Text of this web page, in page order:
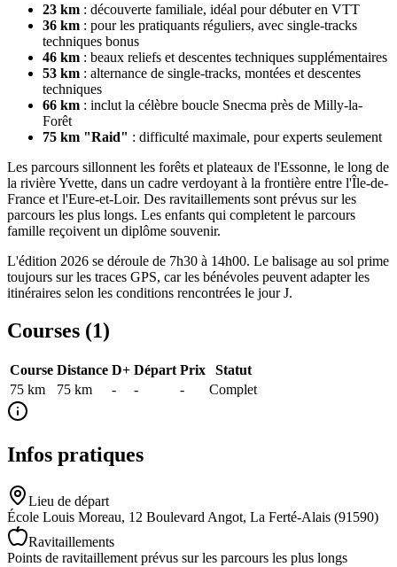
23 km : découverte familiale, idéal pour débuter en VTT
36 km : pour les pratiquants réguliers, avec single-tracks
techniques bonus
46 km : beaux reliefs et descentes techniques supplémentaires
53 km : alternance de single-tracks, montées et descentes
techniques
66 km : inclut la célèbre boucle Snecma près de Milly-la-
Forêt
75 km "Raid" : difficulté maximale, pour experts seulement
Les parcours sillonnent les forêts et plateaux de l'Essonne, le long de
la rivière Yvette, dans un cadre verdoyant à la frontière entre l'Île-de-
France et l'Eure-et-Loir. Des ravitaillements sont prévus sur les
parcours les plus longs. Les enfants qui completent le parcours
famille reçoivent un diplôme souvenir.
L'édition 2026 se déroule de 7h30 à 14h00. Le balisage au sol prime
toujours sur les traces GPS, car les bénévoles peuvent adapter les
itinéraires selon les conditions rencontrées le jour J.
Courses (1)
Course Distance D+ Départ Prix
Statut
75 km
75 km - - - Complet
Infos pratiques
Lieu de départ
École Louis Moreau, 12 Boulevard Angot, La Ferté-Alais (91590)
Ravitaillements
Points de ravitaillement prévus sur les parcours les plus longs